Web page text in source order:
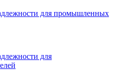
для промышленных
для